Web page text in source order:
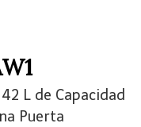
L de Capacidad
Puerta